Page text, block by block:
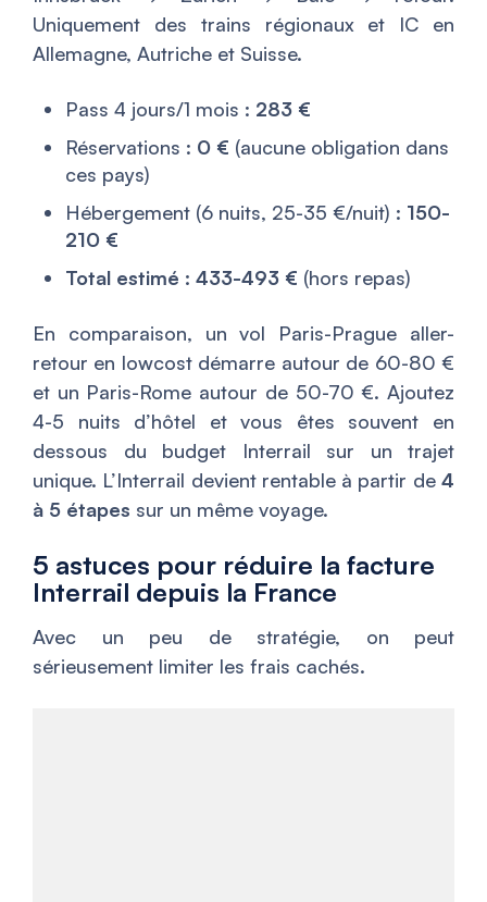
Uniquement des trains régionaux et IC en
Allemagne, Autriche et Suisse.
Pass 4 jours/1 mois : 283 €
Réservations : 0 € (aucune obligation dans
ces pays)
Hébergement (6 nuits, 25-35 €/nuit) : 150-
210 €
Total estimé : 433-493 € (hors repas)
En comparaison, un vol Paris-Prague aller-
retour en lowcost démarre autour de 60-80 €
et un Paris-Rome autour de 50-70 €. Ajoutez
4-5 nuits d’hôtel et vous êtes souvent en
dessous du budget Interrail sur un trajet
unique. L’Interrail devient rentable à partir de 4
à 5 étapes sur un même voyage.
5 astuces pour réduire la facture
Interrail depuis la France
Avec un peu de stratégie, on peut
sérieusement limiter les frais cachés.